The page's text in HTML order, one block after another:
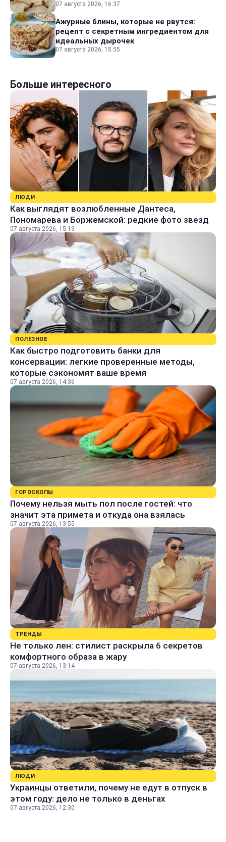
07 августа 2026, 16:37
Ажурные блины, которые не рвутся:
рецепт с секретным ингредиентом для
идеальных дырочек
07 августа 2026, 15:55
Больше интересного
ЛЮДИ
Как выглядят возлюбленные Дантеса,
Пономарева и Боржемской: редкие фото звезд
07 августа 2026, 15:19
ПОЛЕЗНОЕ
Как быстро подготовить банки для
консервации: легкие проверенные методы,
которые сэкономят ваше время
07 августа 2026, 14:36
ГОРОСКОПЫ
Почему нельзя мыть пол после гостей: что
значит эта примета и откуда она взялась
07 августа 2026, 13:55
ТРЕНДЫ
Не только лен: стилист раскрыла 6 секретов
комфортного образа в жару
07 августа 2026, 13:14
ЛЮДИ
Украинцы ответили, почему не едут в отпуск в
этом году: дело не только в деньгах
07 августа 2026, 12:30